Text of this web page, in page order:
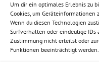
Um dir ein optimales Erlebnis zu
Cookies, um Geräteinformationen
Wenn du diesen Technologien
Surfverhalten oder eindeutige IDs
Zustimmung nicht erteilst oder
Funktionen beeinträchtigt werden.
Enthält 19% MwSt.
/ 1 Stück)
zzgl.Versand
Lieferzeit: ca. 2-3 Werktage